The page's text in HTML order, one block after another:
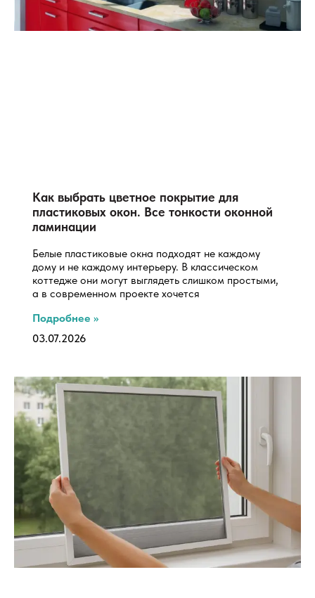
Как выбрать цветное покрытие для
пластиковых окон. Все тонкости оконной
ламинации
Белые пластиковые окна подходят не каждому
дому и не каждому интерьеру. В классическом
коттедже они могут выглядеть слишком простыми,
а в современном проекте хочется
Подробнее »
03.07.2026